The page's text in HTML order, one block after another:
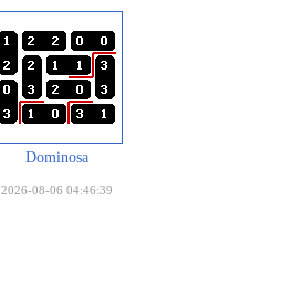
Dominosa
2026-08-06 04:46:39